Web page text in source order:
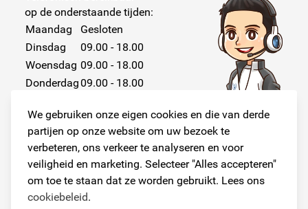
We gebruiken onze eigen cookies en die van derde
partijen op onze website om uw bezoek te
verbeteren, ons verkeer te analyseren en voor
veiligheid en marketing. Selecteer "Alles accepteren"
om toe te staan dat ze worden gebruikt. Lees ons
cookiebeleid.
op de onderstaande tijden:
Maandag
Gesloten
Dinsdag
09.00 - 18.00
Woensdag 09.00 - 18.00
Donderdag 09.00 - 18.00
Zaterdag
Gesloten
Zondag
Gesloten